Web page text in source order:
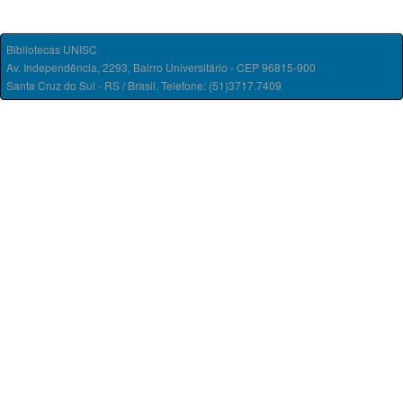
Bibliotecas UNISC
Av. Independência, 2293, Bairro Universitário - CEP 96815-900
Santa Cruz do Sul - RS / Brasil. Telefone: (51)3717.7409